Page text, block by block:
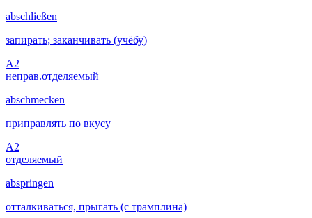
abschließen
запирать; заканчивать (учёбу)
A2
неправ.отделяемый
abschmecken
приправлять по вкусу
A2
отделяемый
abspringen
отталкиваться, прыгать (с трамплина)